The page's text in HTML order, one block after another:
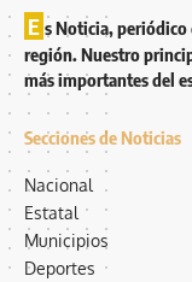
E s Noticia,
región. Nuestro
más importantes del
Secciones de Noticias
Nacional
Estatal
Municipios
Deportes